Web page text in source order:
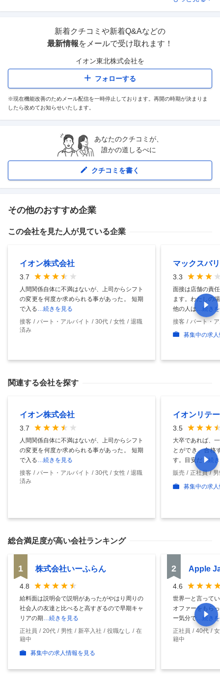
新着クチコミや新着Q&Aなどの
最新情報をメールで受け取れます！
イオン東北株式会社を
フォローする
※現在機能改善のためメール配信を一時停止しております。再開の時期が決まりま
したら改めてお知らせいたします。
あなたのクチコミが、
誰かの道しるべに
クチコミを書く
その他のおすすめ企業
この会社を見た人が見ている企業
イオン株式会社
3.7
人間関係自体に不満はないが、上司からシフト
の変更を何度か求められる事があった。 短期
で入る…続きを見る
接客
パート・アルバイト 30代 女性
退職
済み
マックスバ
3.3
面接は店舗の責
ます。わたしの
他の人は …続き
接客
パート・
募集中の求
関連する会社を探す
イオン株式会社
3.7
人間関係自体に不満はないが、上司からシフト
の変更を何度か求められる事があった。 短期
で入る…続きを見る
接客
パート・アルバイト 30代 女性
退職
済み
イオンリテ
3.5
大卒であれば、
とができ、合格
す。目安だ…続
販売
正社員
募集中の求
総合満足度が高い会社ランキング
1 株式会社いーふらん
4.8
給料面は説明会で説明があったがやはり周りの
社会人の友達と比べると高すぎるので早期キャ
リアの期 …続きを見る
正社員
20代 男性 新卒入社 役職なし
在
籍中
募集中の求人情報を見る
2 Apple
4.6
世界一と言って
オファーをもら
ー気分で …続き
正社員
40代
籍中